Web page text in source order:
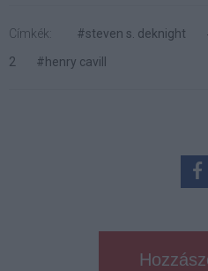
Címkék: #steven s. deknight
2
#henry cavill